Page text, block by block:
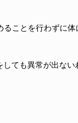
ことを行わずに体
ても異常が出な